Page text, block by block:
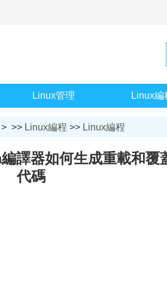
Linux管理 Linux編
> >> Linux編程 >> Linux編程
譯器如何生成重載和覆
代碼